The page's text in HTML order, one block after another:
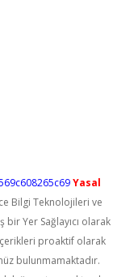
Yasal
Bilgi Teknolojileri ve
bir Yer Sağlayıcı olarak
proaktif olarak
bulunmamaktadır.